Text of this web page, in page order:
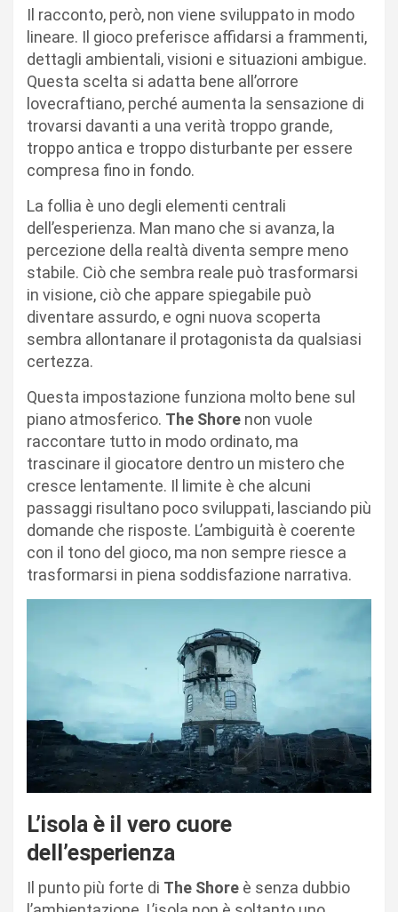
Il racconto, però, non viene sviluppato in modo
lineare. Il gioco preferisce affidarsi a frammenti,
dettagli ambientali, visioni e situazioni ambigue.
Questa scelta si adatta bene all’orrore
lovecraftiano, perché aumenta la sensazione di
trovarsi davanti a una verità troppo grande,
troppo antica e troppo disturbante per essere
compresa fino in fondo.
La follia è uno degli elementi centrali
dell’esperienza. Man mano che si avanza, la
percezione della realtà diventa sempre meno
stabile. Ciò che sembra reale può trasformarsi
in visione, ciò che appare spiegabile può
diventare assurdo, e ogni nuova scoperta
sembra allontanare il protagonista da qualsiasi
certezza.
Questa impostazione funziona molto bene sul
piano atmosferico. The Shore non vuole
raccontare tutto in modo ordinato, ma
trascinare il giocatore dentro un mistero che
cresce lentamente. Il limite è che alcuni
passaggi risultano poco sviluppati, lasciando più
domande che risposte. L’ambiguità è coerente
con il tono del gioco, ma non sempre riesce a
trasformarsi in piena soddisfazione narrativa.
L’isola è il vero cuore
dell’esperienza
Il punto più forte di The Shore è senza dubbio